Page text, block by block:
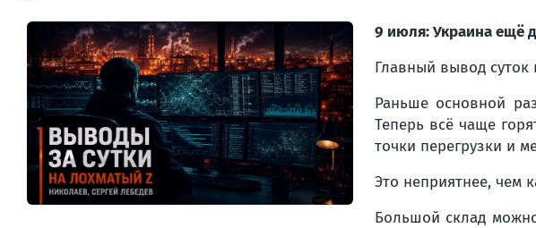
9 июля: Украина ещё
Главный вывод суток
Раньше основной
Теперь всё чаще
точки перегрузки и
Это неприятнее, чем
Большой склад